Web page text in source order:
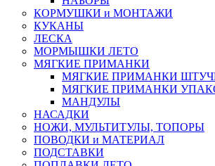
КОРМУШКИ и МОНТАЖИ
КУКАНЫ
ЛЕСКА
МОРМЫШКИ ЛЕТО
МЯГКИЕ ПРИМАНКИ
МЯГКИЕ ПРИМАНКИ
МЯГКИЕ ПРИМАНКИ
МАНДУЛЫ
НАСАДКИ
НОЖИ, МУЛЬТИТУЛЫ, ТОПОРЫ
ПОВОДКИ и МАТЕРИАЛ
ПОДСТАВКИ